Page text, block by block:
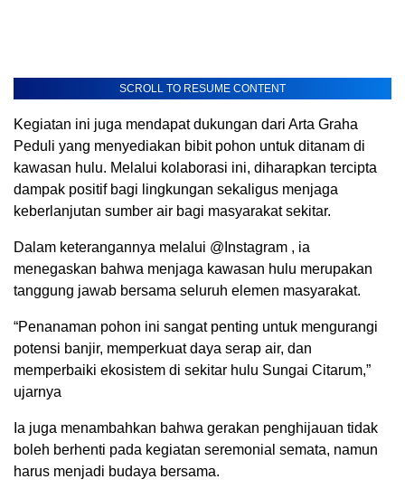
SCROLL TO RESUME CONTENT
Kegiatan ini juga mendapat dukungan dari Arta Graha
Peduli yang menyediakan bibit pohon untuk ditanam di
kawasan hulu. Melalui kolaborasi ini, diharapkan tercipta
dampak positif bagi lingkungan sekaligus menjaga
keberlanjutan sumber air bagi masyarakat sekitar.
Dalam keterangannya melalui @Instagram , ia
menegaskan bahwa menjaga kawasan hulu merupakan
tanggung jawab bersama seluruh elemen masyarakat.
“Penanaman pohon ini sangat penting untuk mengurangi
potensi banjir, memperkuat daya serap air, dan
memperbaiki ekosistem di sekitar hulu Sungai Citarum,”
ujarnya
Ia juga menambahkan bahwa gerakan penghijauan tidak
boleh berhenti pada kegiatan seremonial semata, namun
harus menjadi budaya bersama.